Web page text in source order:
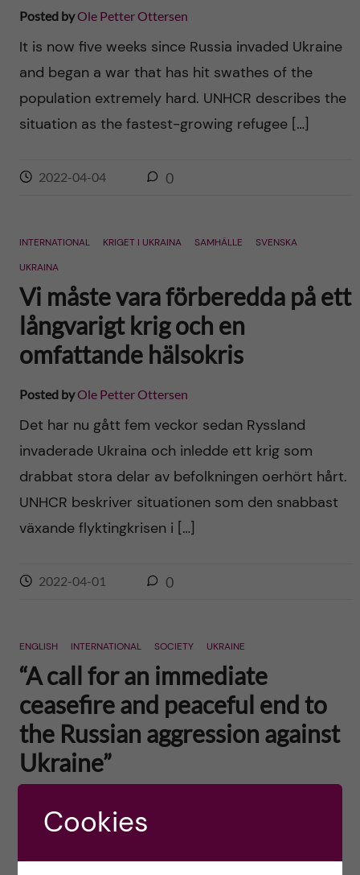
Posted byOle Petter Ottersen
It is now five weeks since Russia invaded Ukraine
and began a war that has hit swathes of the
population extremely hard. UNHCR describes the
situation as the fastest-growing refugee […]
2022-04-04 0
INTERNATIONAL KRIGET I UKRAINA SAMHÄLLE
SVENSKA
UKRAINA
Vi måste vara förberedda på ett
långvarigt krig och en
omfattande hälsokris
Posted byOle Petter Ottersen
Det har nu gått fem veckor sedan Ryssland
invaderade Ukraina och inledde ett krig som
drabbat stora delar av befolkningen oerhört hårt.
UNHCR beskriver situationen som den snabbast
växande flyktingkrisen i […]
2022-04-01 0
ENGLISH INTERNATIONAL SOCIETY UKRAINE
“A call for an immediate
ceasefire and peaceful end to
the Russian aggression against
Ukraine”
Last week, the Lancet–SIGHT Commission on
Peaceful Societies through Health and Gender
Cookies